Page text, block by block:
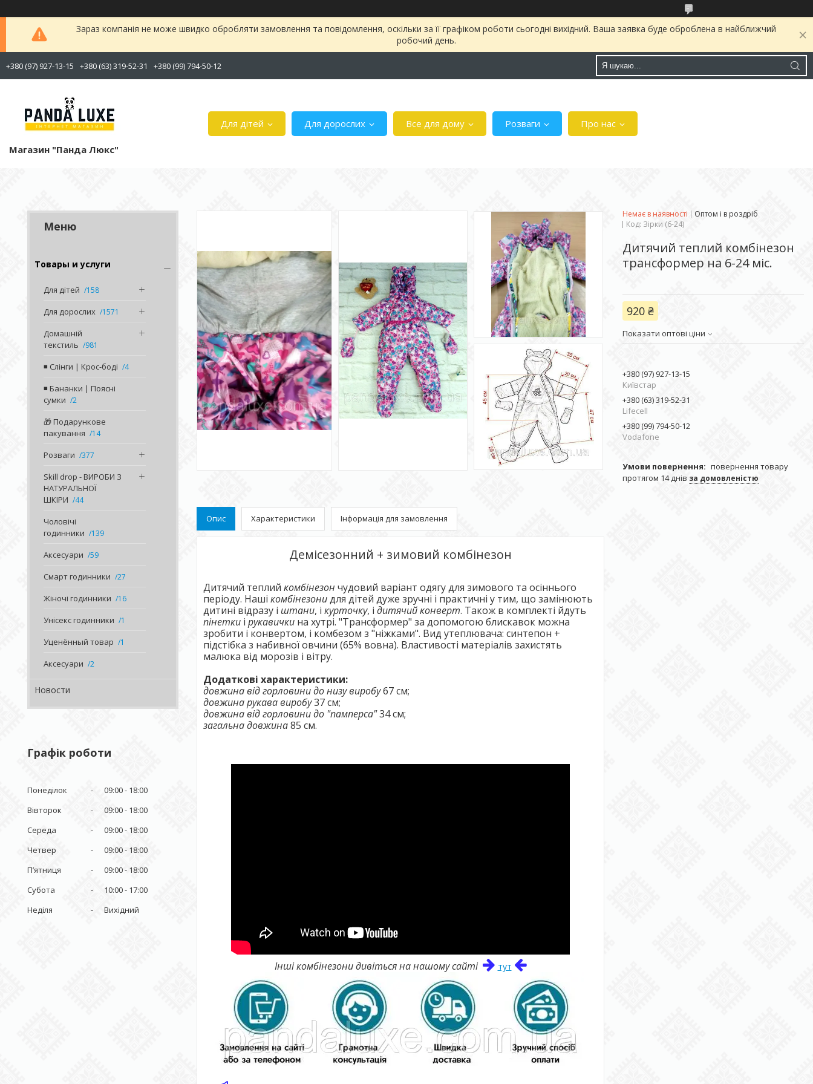
Зараз компанія не може швидко обробляти замовлення та повідомлення, оскільки за її графіком роботи сьогодні вихідний. Ваша заявка буде оброблена в найближчий
робочий день.
+380 (97) 927-13-15 +380 (63) 319-52-31 +380 (99) 794-50-12
Магазин "Панда Люкс"
Для дітей Для дорослих Все для дому Розваги Про нас
Товары и услуги
Для дітей 158
Для дорослих 1571
Домашній
текстиль
981
◾️ Слінги | Крос-боді 4
◾️ Бананки | Поясні
сумки
2
🎁 Подарункове
пакування
14
Розваги 377
Skill drop - ВИРОБИ З
НАТУРАЛЬНОЇ
ШКІРИ
44
Чоловічі
годинники
139
Аксесуари 59
Смарт годинники 27
Жіночі годинники 16
Унісекс годинники 1
Уценённый товар 1
Аксесуари 2
Новости
Графік роботи
Понеділок 09:00
18:00
Вівторок
09:00
18:00
Середа
09:00
18:00
Четвер
09:00
18:00
Пʼятниця
09:00
18:00
Субота
10:00
17:00
Неділя
Вихідний
Опис Характеристики Інформація для замовлення
Демісезонний + зимовий комбінезон
Дитячий теплий комбінезон чудовий варіант одягу для зимового та осіннього
періоду. Наші комбінезонидля дітей дуже зручні і практичні у тим, що замінюють
дитині відразу і штани, і курточку, і дитячий конверт. Також в комплекті йдуть
пінетки і рукавички на хутрі. "Трансформер" за допомогою блискавок можна
зробити і конвертом, і комбезом з "ніжками". Вид утеплювача: синтепон +
підстібка з набивної овчини (65% вовна). Властивості матеріалів захистять
малюка від морозів і вітру.
Додаткові характеристики:
довжина від горловини до низу виробу67 см;
довжина рукава виробу37 см;
довжина від горловини до "памперса"34 см;
загальна довжина85 см.
Інші комбінезони дивіться на нашому сайті тут
Немає в наявності
Оптом і в роздріб
Код: Зірки (6-24)
Дитячий теплий комбінезон
трансформер на 6-24 міс.
920 ₴
Показати оптові ціни
+380 (97) 927-13-15
Київстар
+380 (63) 319-52-31
Lifecell
+380 (99) 794-50-12
Vodafone
повернення товару
протягом 14 днів за домовленістю